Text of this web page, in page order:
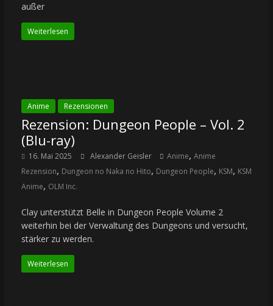
außer
Weiterlesen
Anime Rezensionen
Rezension: Dungeon People – Vol. 2
(Blu-ray)
16. Mai 2025 Alexander Geisler Anime, Anime
Rezension, Dungeon no Naka no Hito, Dungeon People, KSM, KSM
Anime, OLM Inc.
Clay unterstützt Belle in Dungeon People Volume 2
weiterhin bei der Verwaltung des Dungeons und versucht,
stärker zu werden.
Weiterlesen